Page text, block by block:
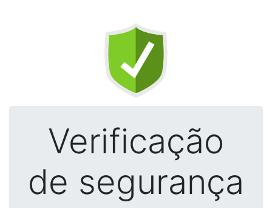
Verificação
de segurança